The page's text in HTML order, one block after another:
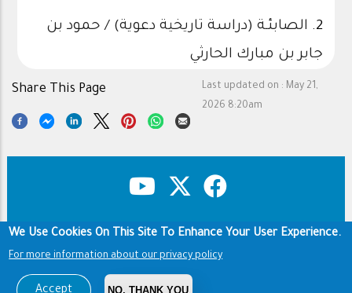
2.
الصابئـة (دراسة تاريخية دعوية) / حمود بن
جابر بن مبارك الحارثي
Last updated on : May 21,
2026 8:20am
Share This Page
Footer Copyright & Disclaimer
Privacy Policy
Terms of use
Copyright © 1960-2026 King Saud University
We Use Cookies On This Site To Enhance Your User Experience.
For more information about our privacy policy
Accept NO, THANK YOU